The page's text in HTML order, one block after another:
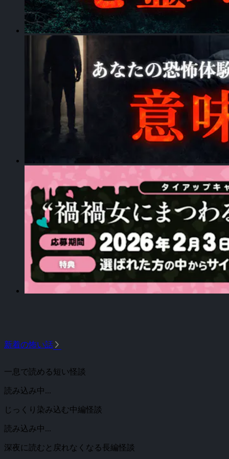
新着の怖い話 arrow_forward_ios
一息で読める短い怪談
読み込み中...
じっくり染み込む中編怪談
読み込み中...
深夜に読むと戻れなくなる長編怪談